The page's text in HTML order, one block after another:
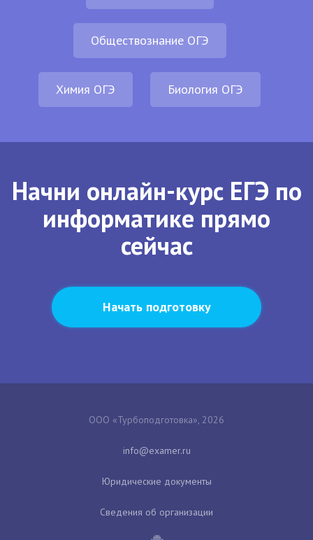
Обществознание ОГЭ
Химия ОГЭ Биология ОГЭ
Начни онлайн-курс ЕГЭ по
информатике прямо
сейчас
Начать подготовку
ООО «Турбоподготовка», 2026
Юридические документы
Сведения об организации